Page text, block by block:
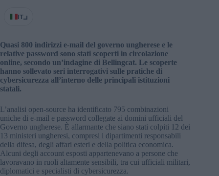
IT
Quasi 800 indirizzi e-mail del governo ungherese e le
relative password sono stati scoperti in circolazione
online, secondo un’indagine di Bellingcat. Le scoperte
hanno sollevato seri interrogativi sulle pratiche di
cybersicurezza all’interno delle principali istituzioni
statali.
L’analisi open-source ha identificato 795 combinazioni
uniche di e-mail e password collegate ai domini ufficiali del
Governo ungherese. È allarmante che siano stati colpiti 12 dei
13 ministeri ungheresi, compresi i dipartimenti responsabili
della difesa, degli affari esteri e della politica economica.
Alcuni degli account esposti appartenevano a persone che
lavoravano in ruoli altamente sensibili, tra cui ufficiali militari,
diplomatici e specialisti di cybersicurezza.